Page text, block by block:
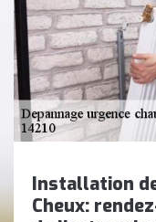
Installation
Cheux: